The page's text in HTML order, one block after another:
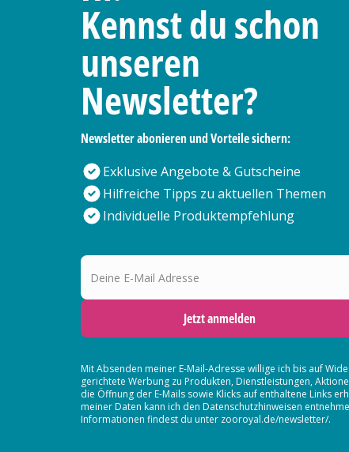
Kennst du schon
unseren
Newsletter?
Newsletter abonieren und Vorteile sichern:
Exklusive Angebote & Gutscheine
Hilfreiche Tipps zu aktuellen Themen
Individuelle Produktempfehlung
Deine E-Mail Adresse
Jetzt anmelden
Mit Absenden meiner E-Mail-Adresse willige ich bis auf
gerichtete Werbung zu Produkten, Dienstleistungen,
die Öffnung der E-Mails sowie Klicks auf enthaltene Links
meiner Daten kann ich den Datenschutzhinweisen
Informationen findest du unter zooroyal.de/newsletter/.